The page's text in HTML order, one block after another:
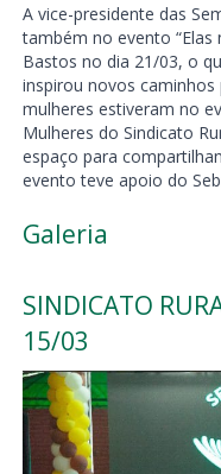
A vice-presidente das
também no evento “Elas
Bastos no dia 21/03, o
inspirou novos caminhos
mulheres estiveram no
Mulheres do Sindicato
espaço para
evento teve apoio do
Galeria
SINDICATO
15/03